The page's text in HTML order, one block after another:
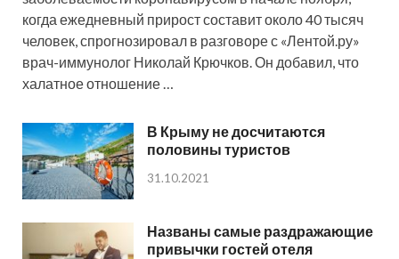
когда ежедневный прирост составит около 40 тысяч
человек, спрогнозировал в разговоре с «Лентой.ру»
врач-иммунолог Николай Крючков. Он добавил, что
халатное отношение …
В Крыму не досчитаются
половины туристов
31.10.2021
Названы самые раздражающие
привычки гостей отеля